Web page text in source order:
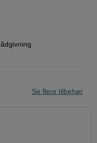
Se flere tilbehør